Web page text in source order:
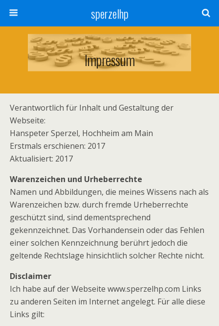
sperzelhp
Impressum
Verantwortlich für Inhalt und Gestaltung der
Webseite:
Hanspeter Sperzel, Hochheim am Main
Erstmals erschienen: 2017
Aktualisiert: 2017
Warenzeichen und Urheberrechte
Namen und Abbildungen, die meines Wissens nach als
Warenzeichen bzw. durch fremde Urheberrechte
geschützt sind, sind dementsprechend
gekennzeichnet. Das Vorhandensein oder das Fehlen
einer solchen Kennzeichnung berührt jedoch die
geltende Rechtslage hinsichtlich solcher Rechte nicht.
Disclaimer
Ich habe auf der Webseite www.sperzelhp.com Links
zu anderen Seiten im Internet angelegt. Für alle diese
Links gilt: